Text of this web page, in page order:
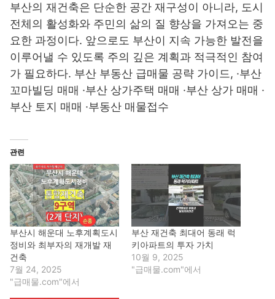
부산의 재건축은 단순한 공간 재구성이 아니라, 도시
전체의 활성화와 주민의 삶의 질 향상을 가져오는 중
요한 과정이다. 앞으로도 부산이 지속 가능한 발전을
이루어낼 수 있도록 주의 깊은 계획과 적극적인 참여
가 필요하다. 부산 부동산 급매물 공략 가이드, ·부산
꼬마빌딩 매매 ·부산 상가주택 매매 ·부산 상가 매매 ·
부산 토지 매매 ·부동산 매물접수
관련
부산시 해운대 노후계획도시
정비와 최부자의 재개발 재
건축
7월 24, 2025
"급매물.com"에서
부산 재건축 최대어 동래 럭
키아파트의 투자 가치
10월 9, 2025
"급매물.com"에서